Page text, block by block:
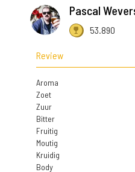
Pascal
53.890
Review
Aroma
Zoet
Zuur
Bitter
Fruitig
Moutig
Kruidig
Body